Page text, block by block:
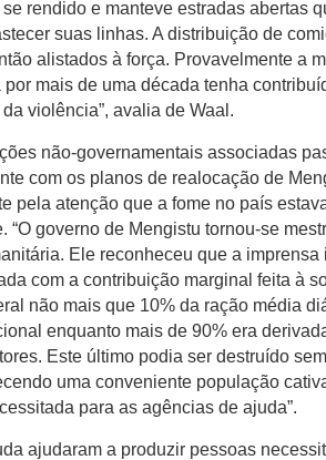
rendido e manteve estradas abertas
suas linhas. A distribuição de
alistados à força. Provavelmente a
mais de uma década tenha
violência”, avalia de Waal.
não-governamentais associadas
com os planos de realocação de
pela atenção que a fome no país
“O governo de Mengistu tornou-se
Ele reconheceu que a imprensa
com a contribuição marginal feita à
não mais que 10% da ração média
enquanto mais de 90% era
Este último podia ser destruído
uma conveniente população
para as agências de ajuda”.
ajudaram a produzir pessoas